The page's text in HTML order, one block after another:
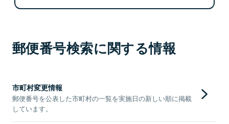
郵便番号検索に関する情報
市町村変更情報
郵便番号を公表した市町村の一覧を実施日の新しい順に掲載
しています。